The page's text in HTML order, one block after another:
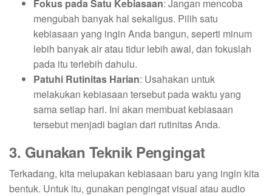
Fokus pada Satu Kebiasaan: Jangan mencoba
mengubah banyak hal sekaligus. Pilih satu
kebiasaan yang ingin Anda bangun, seperti minum
lebih banyak air atau tidur lebih awal, dan fokuslah
pada itu terlebih dahulu.
Patuhi Rutinitas Harian: Usahakan untuk
melakukan kebiasaan tersebut pada waktu yang
sama setiap hari. Ini akan membuat kebiasaan
tersebut menjadi bagian dari rutinitas Anda.
3. Gunakan Teknik Pengingat
Terkadang, kita melupakan kebiasaan baru yang ingin kita
bentuk. Untuk itu, gunakan pengingat visual atau audio